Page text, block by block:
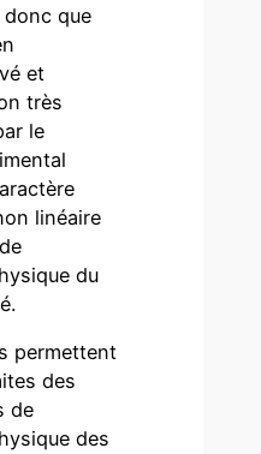
donc que
et
très
le
linéaire
du
permettent
des
de
des